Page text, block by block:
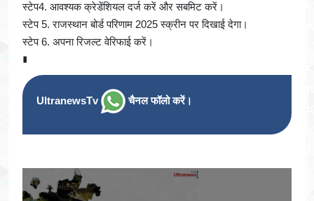
स्टेप4. आवश्यक क्रेडेंशियल दर्ज करें और सबमिट करें।
स्टेप 5. राजस्थान बोर्ड परिणाम 2025 स्क्रीन पर दिखाई देगा।
स्टेप 6. अपना रिजल्ट वेरिफाई करें।
∎
UltranewsTv चैनल फॉलो करें।